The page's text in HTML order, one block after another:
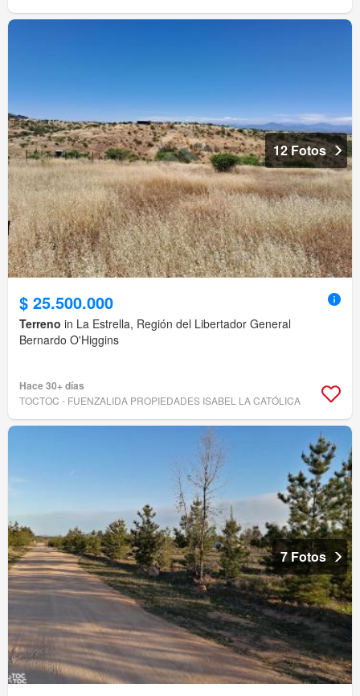
12 Fotos
$ 25.500.000
Terreno in La Estrella, Región del Libertador General
Bernardo O'Higgins
Hace 30+ días
TOCTOC - FUENZALIDA PROPIEDADES ISABEL LA CATÓLICA
7 Fotos